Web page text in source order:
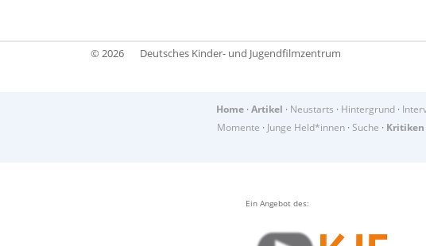
© 2026 Deutsches Kinder- und Jugendfilmzentrum
Home · Artikel · Neustarts · Hintergrund ·
Momente · Junge Held*innen· Suche · Kritiken
Ein Angebot des: